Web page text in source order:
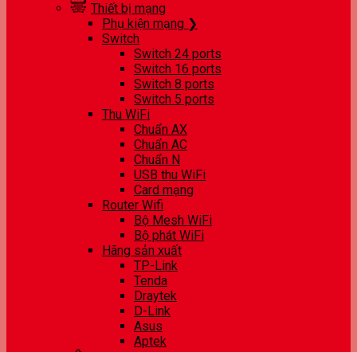
Thiết bị mạng
Phụ kiện mạng ❯
Switch
Switch 24 ports
Switch 16 ports
Switch 8 ports
Switch 5 ports
Thu WiFi
Chuẩn AX
Chuẩn AC
Chuẩn N
USB thu WiFi
Card mạng
Router Wifi
Bộ Mesh WiFi
Bộ phát WiFi
Hãng sản xuất
TP-Link
Tenda
Draytek
D-Link
Asus
Aptek